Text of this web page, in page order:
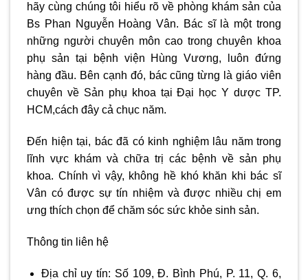
hãy cùng chúng tôi hiểu rõ về phòng khám sản của
Bs Phan Nguyễn Hoàng Vân. Bác sĩ là một trong
những người chuyên môn cao trong chuyên khoa
phụ sản tại bệnh viện Hùng Vương, luôn đứng
hàng đầu. Bên cạnh đó, bác cũng từng là giáo viên
chuyên về Sản phụ khoa tại Đại học Y dược TP.
HCM,cách đây cả chục năm.
Đến hiện tại, bác đã có kinh nghiệm lâu năm trong
lĩnh vực khám và chữa trị các bệnh về sản phụ
khoa. Chính vì vậy, không hề khó khăn khi bác sĩ
Vân có được sự tín nhiệm và được nhiều chị em
ưng thích chọn để chăm sóc sức khỏe sinh sản.
Thông tin liên hệ
Địa chỉ uy tín: Số 109, Đ. Bình Phú, P. 11, Q. 6,